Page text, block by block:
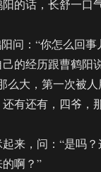
话，长舒一口
问：“你怎么回事
经历跟曹鹤阳说
么大，第一次被
有还有，四爷，
，问：“是吗？
啊？”